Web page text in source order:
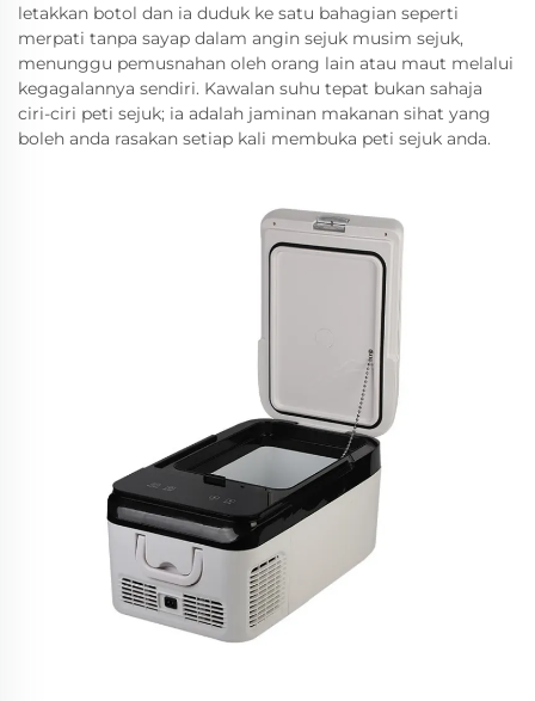
letakkan botol dan ia duduk ke satu bahagian seperti
merpati tanpa sayap dalam angin sejuk musim sejuk,
menunggu pemusnahan oleh orang lain atau maut melalui
kegagalannya sendiri. Kawalan suhu tepat bukan sahaja
ciri-ciri peti sejuk; ia adalah jaminan makanan sihat yang
boleh anda rasakan setiap kali membuka peti sejuk anda.